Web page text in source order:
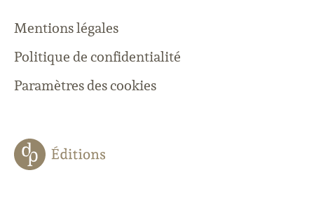
Mentions légales
Politique de confidentialité
Paramètres des cookies